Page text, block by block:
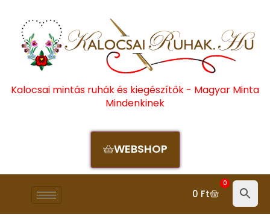
Kalocsai mintás ruhák és kiegészítők - Magyar Minta
Mindenkinek
WEBSHOP
0 Ft
0